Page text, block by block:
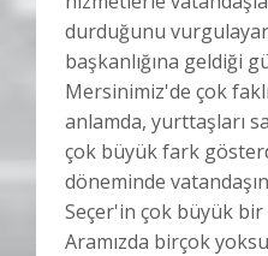
durduğunu
başkanlığına geldiği
Mersinimiz'de çok
anlamda, yurttaşları
çok büyük fark
döneminde
Seçer'in çok büyük
Aramızda birçok